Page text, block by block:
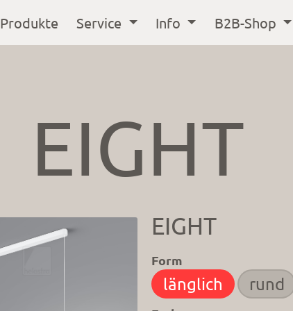
Produkte Service Info B2B-Shop
EIGHT
EIGHT
Form